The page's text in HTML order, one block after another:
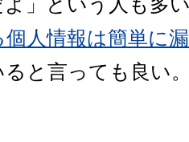
人情報は簡単に
と言っても良い